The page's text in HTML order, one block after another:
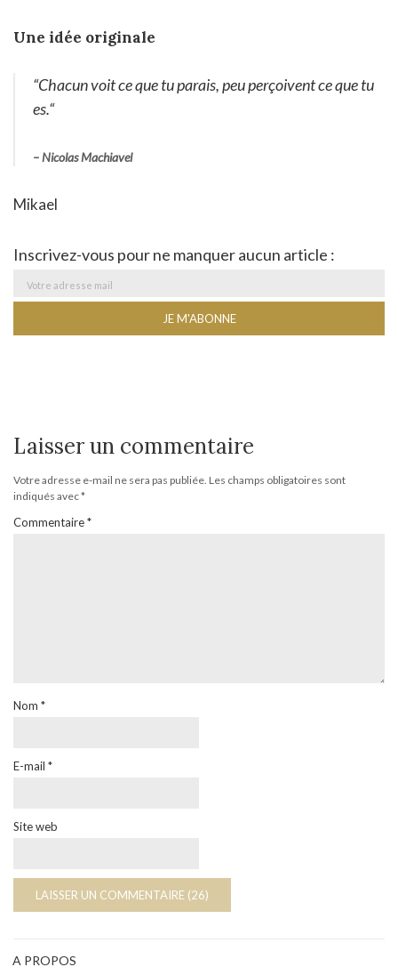
Une idée originale
“Chacun voit ce que tu parais, peu perçoivent ce que tu
es.“
– Nicolas Machiavel
Mikael
Inscrivez-vous pour ne manquer aucun article :
Laisser un commentaire
Votre adresse e-mail ne sera pas publiée. Les champs obligatoires sont
indiqués avec*
Commentaire*
Nom *
E-mail *
Site web
A PROPOS